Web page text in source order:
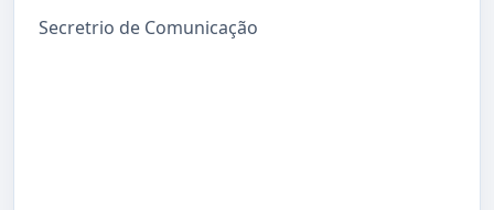
Secretrio de Comunicação